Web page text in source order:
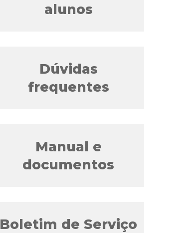
alunos
Dúvidas
frequentes
Manual e
documentos
Boletim de Serviço